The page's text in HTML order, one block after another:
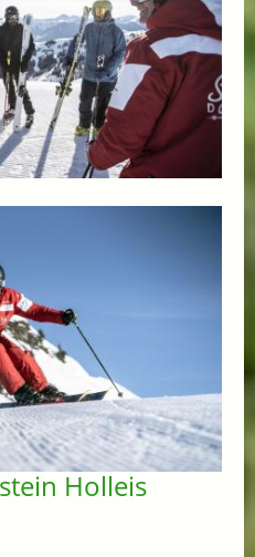
Holleis